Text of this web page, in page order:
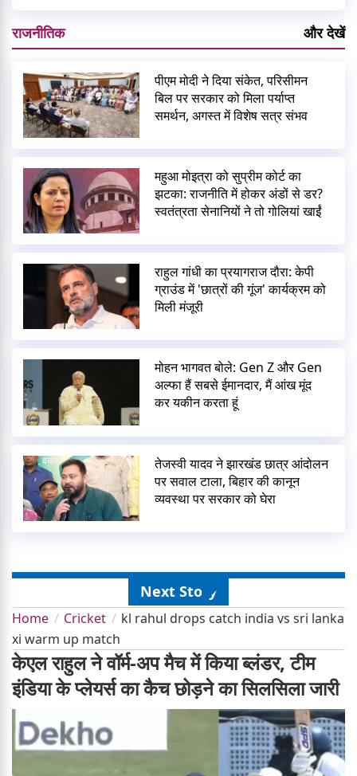
राजनीतिक और देखें
पीएम मोदी ने दिया संकेत, परिसीमन
बिल पर सरकार को मिला पर्याप्त
समर्थन, अगस्त में विशेष सत्र संभव
महुआ मोइत्रा को सुप्रीम कोर्ट का
झटका: राजनीति में होकर अंडों से डर?
स्वतंत्रता सेनानियों ने तो गोलियां खाईं
राहुल गांधी का प्रयागराज दौरा: केपी
ग्राउंड में 'छात्रों की गूंज' कार्यक्रम को
मिली मंजूरी
मोहन भागवत बोले: Gen Z और Gen
अल्फा हैं सबसे ईमानदार, मैं आंख मूंद
कर यकीन करता हूं
तेजस्वी यादव ने झारखंड छात्र आंदोलन
पर सवाल टाला, बिहार की कानून
व्यवस्था पर सरकार को घेरा
Next Story
Home Cricket
kl rahul drops catch india vs sri lanka
xi warm up match
केएल राहुल ने वॉर्म-अप मैच में किया ब्लंडर, टीम
इंडिया के प्लेयर्स का कैच छोड़ने का सिलसिला जारी